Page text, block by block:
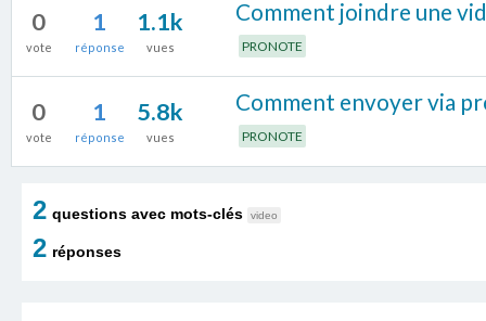
0
vote
1
réponse
1.1k
vues
Comment joindre une
PRONOTE
0
vote
1
réponse
5.8k
vues
Comment envoyer via
PRONOTE
2 questions avec mots-clés video
2 réponses